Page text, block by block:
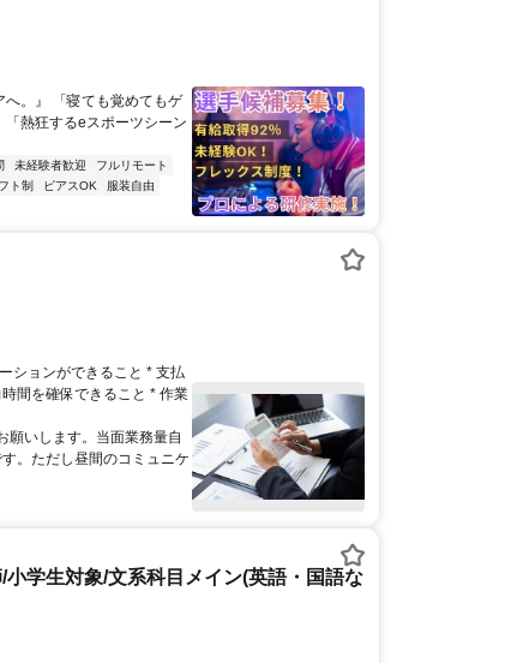
。』 「寝ても覚めてもゲ
熱狂するeスポーツシーン
未経験者歓迎
フルリモート
ト制 ピアスOK
服装自由
ションができること * 支払
間を確保できること * 作業
願いします。当面業務量自
。ただし昼間のコミュニケ
小学生対象/文系科目メイン(英語・国語な